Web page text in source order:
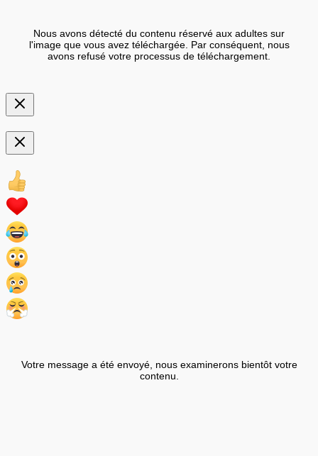
Nous avons détecté du contenu réservé aux adultes sur
l'image que vous avez téléchargée. Par conséquent, nous
avons refusé votre processus de téléchargement.
Votre message a été envoyé, nous examinerons bientôt votre
contenu.